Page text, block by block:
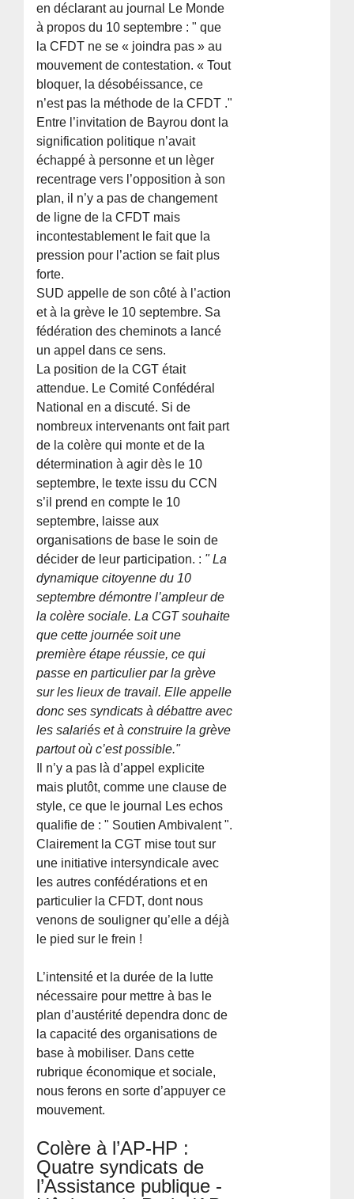
en déclarant au journal Le Monde
à propos du 10 septembre : " que
la CFDT ne se « joindra pas » au
mouvement de contestation. « Tout
bloquer, la désobéissance, ce
n’est pas la méthode de la CFDT ."
Entre l’invitation de Bayrou dont la
signification politique n’avait
échappé à personne et un lèger
recentrage vers l’opposition à son
plan, il n’y a pas de changement
de ligne de la CFDT mais
incontestablement le fait que la
pression pour l’action se fait plus
forte.
SUD appelle de son côté à l’action
et à la grève le 10 septembre. Sa
fédération des cheminots a lancé
un appel dans ce sens.
La position de la CGT était
attendue. Le Comité Confédéral
National en a discuté. Si de
nombreux intervenants ont fait part
de la colère qui monte et de la
détermination à agir dès le 10
septembre, le texte issu du CCN
s’il prend en compte le 10
septembre, laisse aux
organisations de base le soin de
décider de leur participation. : " La
dynamique citoyenne du 10
septembre démontre l’ampleur de
la colère sociale. La CGT souhaite
que cette journée soit une
première étape réussie, ce qui
passe en particulier par la grève
sur les lieux de travail. Elle appelle
donc ses syndicats à débattre avec
les salariés et à construire la grève
partout où c’est possible."
Il n’y a pas là d’appel explicite
mais plutôt, comme une clause de
style, ce que le journal Les echos
qualifie de : " Soutien Ambivalent ".
Clairement la CGT mise tout sur
une initiative intersyndicale avec
les autres confédérations et en
particulier la CFDT, dont nous
venons de souligner qu’elle a déjà
le pied sur le frein !
L’intensité et la durée de la lutte
nécessaire pour mettre à bas le
plan d’austérité dependra donc de
la capacité des organisations de
base à mobiliser. Dans cette
rubrique économique et sociale,
nous ferons en sorte d’appuyer ce
mouvement.
Colère à l’AP-HP :
Quatre syndicats de
l’Assistance publique -